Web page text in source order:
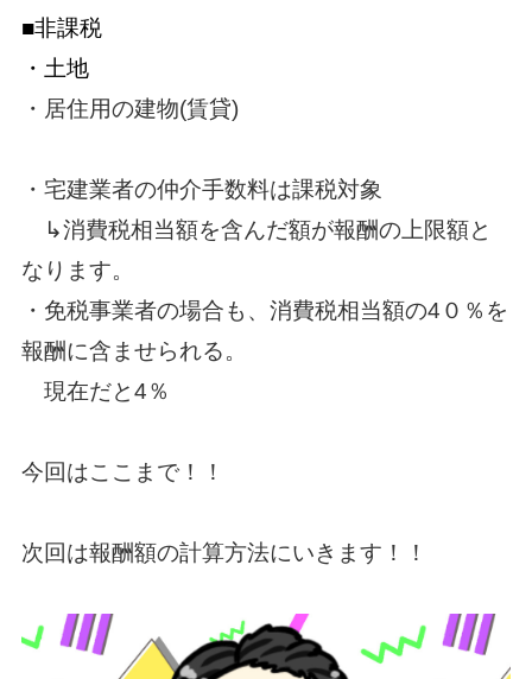
■非課税
・土地
・居住用の建物(賃貸)
・宅建業者の仲介手数料は課税対象
↳消費税相当額を含んだ額が報酬の上限額と
なります。
・免税事業者の場合も、消費税相当額の4０％を
報酬に含ませられる。
現在だと4％
今回はここまで！！
次回は報酬額の計算方法にいきます！！